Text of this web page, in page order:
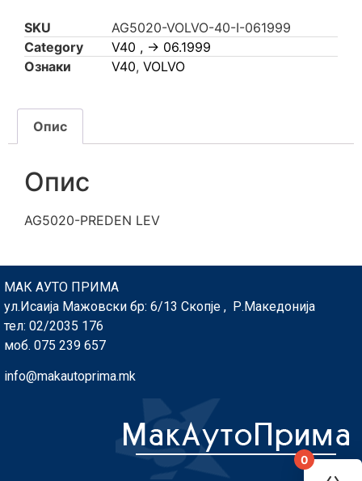
SKU
AG5020-VOLVO-40-I-061999
Category
V40 , -> 06.1999
Ознаки
V40, VOLVO
Опис
Опис
AG5020-PREDEN LEV
МАК АУТО ПРИМА
ул.Исаија Мажовски бр: 6/13 Скопје , Р.Македонија
тел: 02/2035 176
моб. 075 239 657
info@makautoprima.mk
0